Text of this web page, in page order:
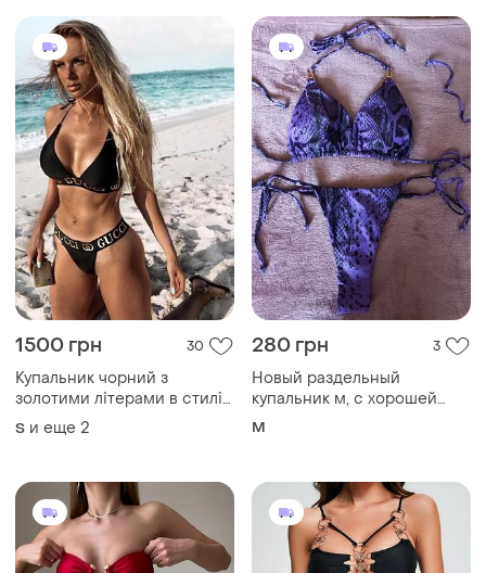
1500 грн 30
Купальник чорний з
золотими літерами в стилі
g
S и еще 2
280 грн 3
Новый раздельный
купальник м, с хорошей
золотой фурнитурой.
M